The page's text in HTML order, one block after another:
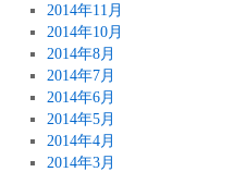
2014年11月
2014年10月
2014年8月
2014年7月
2014年6月
2014年5月
2014年4月
2014年3月